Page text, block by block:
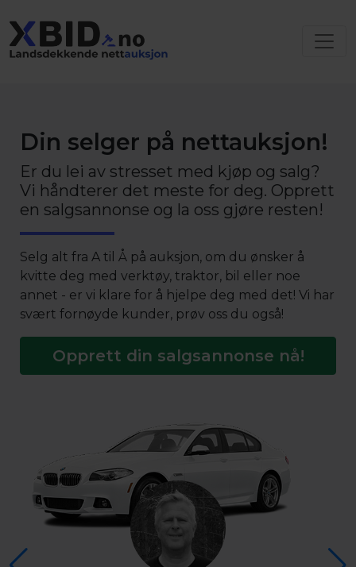
Din selger på nettauksjon!
Er du lei av stresset med kjøp og salg?
Vi håndterer det meste for deg. Opprett
en salgsannonse og la oss gjøre resten!
Selg alt fra A til Å på auksjon, om du ønsker å
kvitte deg med verktøy, traktor, bil eller noe
annet - er vi klare for å hjelpe deg med det! Vi har
svært fornøyde kunder, prøv oss du også!
Opprett din salgsannonse nå!